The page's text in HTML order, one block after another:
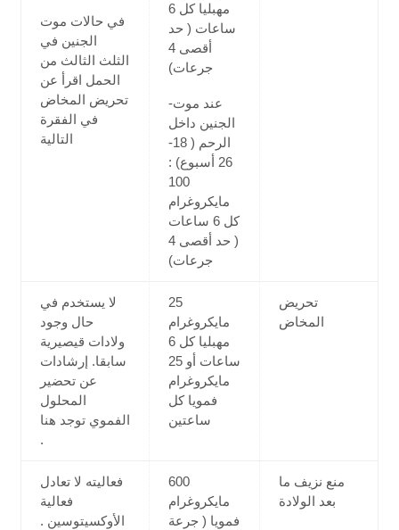
في حالات موت
الجنين في
الثلث الثالث من
الحمل اقرأ عن
تحريض المخاض
في الفقرة
التالية
مهبليا كل 6
ساعات ( حد
أقصى 4
جرعات)
-عند موت
الجنين داخل
الرحم ( 18-
26 أسبوع) :
100
مايكروغرام
كل 6 ساعات
( حد أقصى 4
جرعات)
لا يستخدم في
حال وجود
ولادات قيصيرية
سابقا. إرشادات
عن تحضير
المحلول
الفموي توجد هنا
.
25
مايكروغرام
مهبليا كل 6
ساعات أو 25
مايكروغرام
فمويا كل
ساعتين
تحريض
المخاض
فعاليته لا تعادل
فعالية
الأوكسيتوسين .
600
مايكروغرام
فمويا ( جرعة
منع نزيف ما
بعد الولادة